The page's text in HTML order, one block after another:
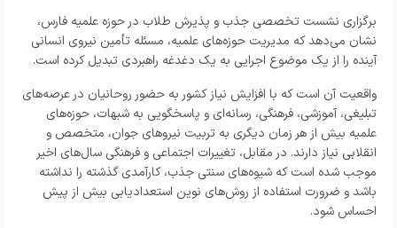
برگزاری نشست تخصصی جذب و پذیرش طلاب در حوزه علمیه فارس،
نشان می‌دهد که مدیریت حوزه‌های علمیه، مسئله تأمین نیروی انسانی
آینده را از یک موضوع اجرایی به یک دغدغه راهبردی تبدیل کرده است.
واقعیت آن است که با افزایش نیاز کشور به حضور روحانیان در عرصه‌های
تبلیغی، آموزشی، فرهنگی، رسانه‌ای و پاسخگویی به شبهات، حوزه‌های
علمیه بیش از هر زمان دیگری به تربیت نیروهای جوان، متخصص و
انقلابی نیاز دارند. در مقابل، تغییرات اجتماعی و فرهنگی سال‌های اخیر
موجب شده است که شیوه‌های سنتی جذب، کارآمدی گذشته را نداشته
باشد و ضرورت استفاده از روش‌های نوین استعدادیابی بیش از پیش
احساس شود.